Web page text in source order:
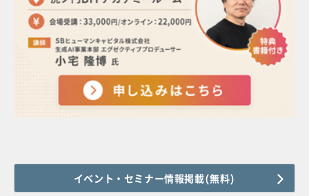
イベント・セミナー情報掲載(無料)